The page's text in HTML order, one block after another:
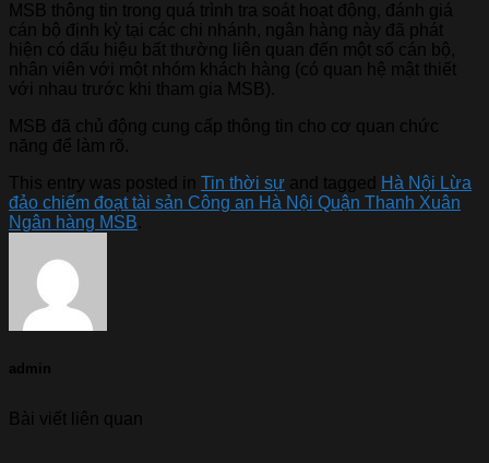
MSB thông tin trong quá trình tra soát hoạt động, đánh giá
cán bộ định kỳ tại các chi nhánh, ngân hàng này đã phát
hiện có dấu hiệu bất thường liên quan đến một số cán bộ,
nhân viên với một nhóm khách hàng (có quan hệ mật thiết
với nhau trước khi tham gia MSB).
MSB đã chủ động cung cấp thông tin cho cơ quan chức
năng để làm rõ.
This entry was posted in Tin thời sự and tagged
Hà Nội Lừa
đảo chiếm đoạt tài sản Công an Hà Nội Quận Thanh Xuân
Ngân hàng MSB.
admin
Bài viết liên quan